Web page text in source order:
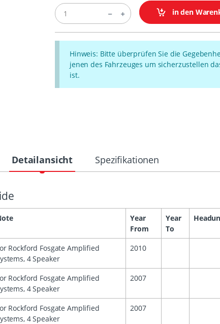
in den
Hinweis: Bitte überprüfen Sie die
jenen des Fahrzeuges um sicherzustellen
ist.
Detailansicht Spezifikationen
Year
From
Year
To
Rockford Fosgate Amplified
4 Speaker
2010
Rockford Fosgate Amplified
4 Speaker
2007
Rockford Fosgate Amplified
4 Speaker
2007